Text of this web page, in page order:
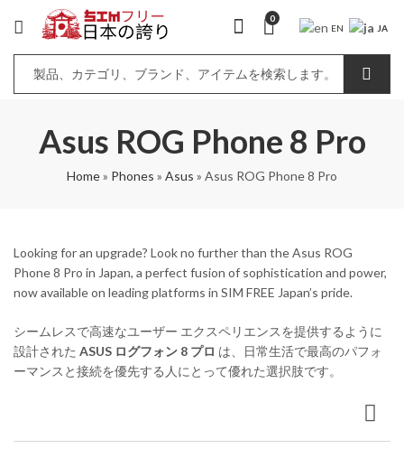
0
EN
JA
Asus ROG Phone 8 Pro
Home» Phones » Asus » Asus ROG Phone 8 Pro
Looking for an upgrade? Look no further than the Asus ROG
Phone 8 Pro in Japan, a perfect fusion of sophistication and power,
now available on leading platforms in SIM FREE Japan’s pride.
シームレスで高速なユーザー エクスペリエンスを提供するように
設計された ASUS ログフォン 8 プロ は、日常生活で最高のパフォ
ーマンスと接続を優先する人にとって優れた選択肢です。